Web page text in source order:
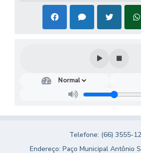
Telefone: (66) 3555-
Endereço: Paço Municipal Antônio